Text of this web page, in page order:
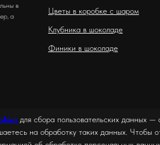
в
а
Цветы в коробке с шаром
Клубника в шоколаде
Финики в шоколаде
для сбора пользовательских данных
на обработку таких данных. Чтобы